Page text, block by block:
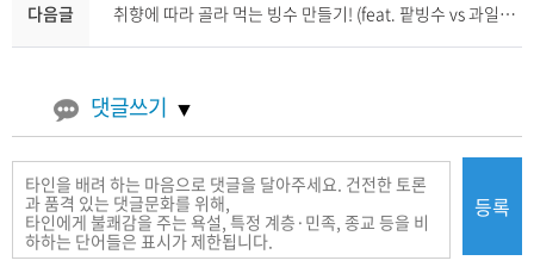
다음글 취향에 따라 골라 먹는 빙수 만들기! (feat. 팥빙수 vs 과일빙수)
댓글쓰기
등록